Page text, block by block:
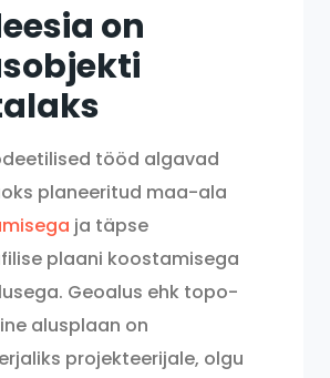
on
tööd algavad
planeeritud maa-ala
ja täpse
plaani koostamisega
Geoalus ehk topo-
alusplaan on
projekteerijale, olgu